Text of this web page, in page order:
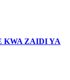
KWA ZAIDI YA